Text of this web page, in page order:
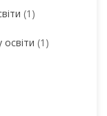
(1)
освіти (1)